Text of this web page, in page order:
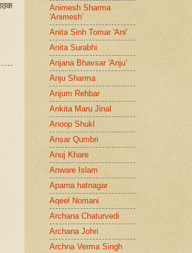
Animesh Sharma
'Animesh'
Anita Sinh Tomar 'Ani'
Anita Surabhi
Anjana Bhavsar 'Anju'
Anju Sharma
Anjum Rehbar
Ankita Maru Jinal
Anoop Shukl
Ansar Qumbri
Anuj Khare
Anware Islam
Aparna hatnagar
Aqeel Nomani
Archana Chaturvedi
Archana Johri
Archna Verma Singh